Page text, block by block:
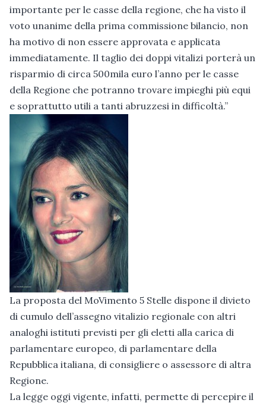
importante per le casse della regione, che ha visto il
voto unanime della prima commissione bilancio, non
ha motivo di non essere approvata e applicata
immediatamente. Il taglio dei doppi vitalizi porterà un
risparmio di circa 500mila euro l’anno per le casse
della Regione che potranno trovare impieghi più equi
e soprattutto utili a tanti abruzzesi in difficoltà.”
La proposta del MoVimento 5 Stelle dispone il divieto
di cumulo dell’assegno vitalizio regionale con altri
analoghi istituti previsti per gli eletti alla carica di
parlamentare europeo, di parlamentare della
Repubblica italiana, di consigliere o assessore di altra
Regione.
La legge oggi vigente, infatti, permette di percepire il